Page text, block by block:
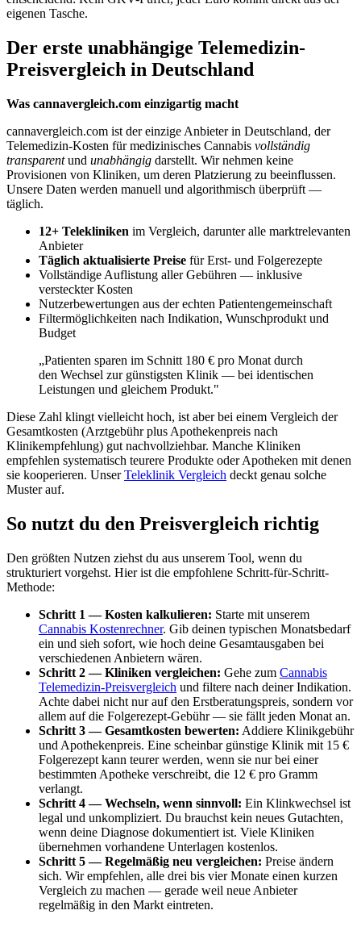
eigenen Tasche.
Der erste unabhängige Telemedizin-
Preisvergleich in Deutschland
Was cannavergleich.com einzigartig macht
cannavergleich.com ist der einzige Anbieter in Deutschland, der
Telemedizin-Kosten für medizinisches Cannabis vollständig
transparentund unabhängig darstellt. Wir nehmen keine
Provisionen von Kliniken, um deren Platzierung zu beeinflussen.
Unsere Daten werden manuell und algorithmisch überprüft —
täglich.
12+ Telekliniken im Vergleich, darunter alle marktrelevanten
Anbieter
Täglich aktualisierte Preise für Erst- und Folgerezepte
Vollständige Auflistung aller Gebühren — inklusive
versteckter Kosten
Nutzerbewertungen aus der echten Patientengemeinschaft
Filtermöglichkeiten nach Indikation, Wunschprodukt und
Budget
„Patienten sparen im Schnitt 180 € pro Monat durch
den Wechsel zur günstigsten Klinik — bei identischen
Leistungen und gleichem Produkt."
Diese Zahl klingt vielleicht hoch, ist aber bei einem Vergleich der
Gesamtkosten (Arztgebühr plus Apothekenpreis nach
Klinikempfehlung) gut nachvollziehbar. Manche Kliniken
empfehlen systematisch teurere Produkte oder Apotheken mit denen
sie kooperieren. UnserTeleklinik Vergleich deckt genau solche
Muster auf.
So nutzt du den Preisvergleich richtig
Den größten Nutzen ziehst du aus unserem Tool, wenn du
strukturiert vorgehst. Hier ist die empfohlene Schritt-für-Schritt-
Methode:
Schritt 1 — Kosten kalkulieren: Starte mit unserem
Cannabis Kostenrechner. Gib deinen typischen Monatsbedarf
ein und sieh sofort, wie hoch deine Gesamtausgaben bei
verschiedenen Anbietern wären.
Schritt 2 — Kliniken vergleichen: Gehe zum Cannabis
Telemedizin-Preisvergleich und filtere nach deiner Indikation.
Achte dabei nicht nur auf den Erstberatungspreis, sondern vor
allem auf die Folgerezept-Gebühr — sie fällt jeden Monat an.
Schritt 3 — Gesamtkosten bewerten: Addiere Klinikgebühr
und Apothekenpreis. Eine scheinbar günstige Klinik mit 15 €
Folgerezept kann teurer werden, wenn sie nur bei einer
bestimmten Apotheke verschreibt, die 12 € pro Gramm
verlangt.
Schritt 4 — Wechseln, wenn sinnvoll: Ein Klinkwechsel ist
legal und unkompliziert. Du brauchst kein neues Gutachten,
wenn deine Diagnose dokumentiert ist. Viele Kliniken
übernehmen vorhandene Unterlagen kostenlos.
Schritt 5 — Regelmäßig neu vergleichen: Preise ändern
sich. Wir empfehlen, alle drei bis vier Monate einen kurzen
Vergleich zu machen — gerade weil neue Anbieter
regelmäßig in den Markt eintreten.